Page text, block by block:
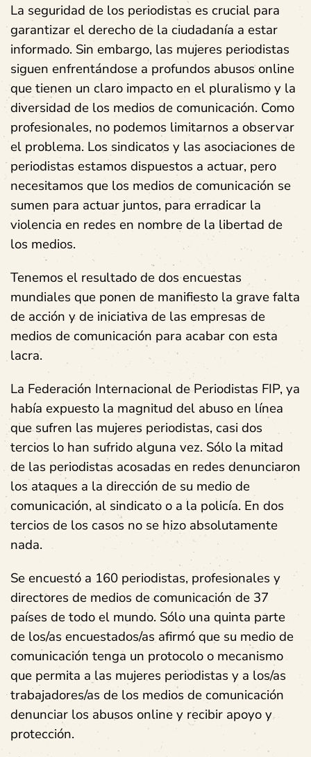
La seguridad de los periodistas es crucial para
garantizar el derecho de la ciudadanía a estar
informado. Sin embargo, las mujeres periodistas
siguen enfrentándose a profundos abusos online
que tienen un claro impacto en el pluralismo y la
diversidad de los medios de comunicación. Como
profesionales, no podemos limitarnos a observar
el problema. Los sindicatos y las asociaciones de
periodistas estamos dispuestos a actuar, pero
necesitamos que los medios de comunicación se
sumen para actuar juntos, para erradicar la
violencia en redes en nombre de la libertad de
los medios.
Tenemos el resultado de dos encuestas
mundiales que ponen de manifiesto la grave falta
de acción y de iniciativa de las empresas de
medios de comunicación para acabar con esta
lacra.
La Federación Internacional de Periodistas FIP, ya
había expuesto la magnitud del abuso en línea
que sufren las mujeres periodistas, casi dos
tercios lo han sufrido alguna vez. Sólo la mitad
de las periodistas acosadas en redes denunciaron
los ataques a la dirección de su medio de
comunicación, al sindicato o a la policía. En dos
tercios de los casos no se hizo absolutamente
nada.
Se encuestó a 160 periodistas, profesionales y
directores de medios de comunicación de 37
países de todo el mundo. Sólo una quinta parte
de los/as encuestados/as afirmó que su medio de
comunicación tenga un protocolo o mecanismo
que permita a las mujeres periodistas y a los/as
trabajadores/as de los medios de comunicación
denunciar los abusos online y recibir apoyo y
protección.